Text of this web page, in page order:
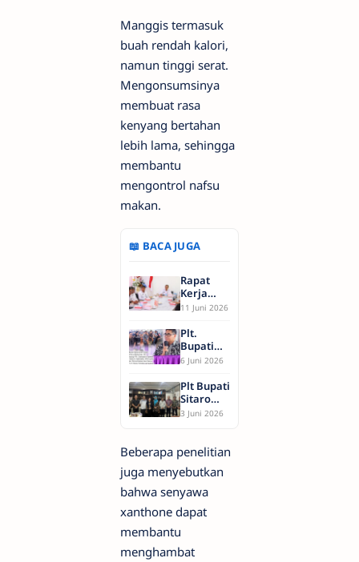
Manggis termasuk
buah rendah kalori,
namun tinggi serat.
Mengonsumsinya
membuat rasa
kenyang bertahan
lebih lama, sehingga
membantu
mengontrol nafsu
makan.
📖 BACA JUGA
Rapat
Kerja
Satuan
Pelaksanaan
Program
MBG
Kabupaten
Kepulauan
Sitaro
11 Juni 2026
Plt.
Bupati
Sitaro
Sambutan
Duka
pada
Ibadah
Almh.
Diets Syul
Frine
Sahede
6 Juni 2026
Plt Bupati
Sitaro
Audiensi
PPN/Bappenas,
Penguatan
Fasilitas
Kesehatan
Daerah
3 Juni 2026
Beberapa penelitian
juga menyebutkan
bahwa senyawa
xanthone dapat
membantu
menghambat